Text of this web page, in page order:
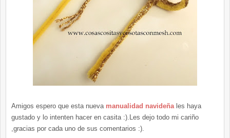
Amigos espero que esta nueva manualidad navideña les haya
gustado y lo intenten hacer en casita :).Les dejo todo mi cariño
,gracias por cada uno de sus comentarios :).